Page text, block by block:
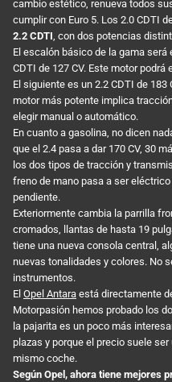
cambio estético, renueva todos
cumplir con Euro 5. Los 2.0 CDTI
2.2 CDTI, con dos potencias
El escalón básico de la gama será
CDTI de 127 CV. Este motor
El siguiente es un 2.2 CDTI de 183
motor más potente implica
elegir manual o automático.
En cuanto a gasolina, no dicen
que el 2.4 pasa a dar 170 CV, 30
los dos tipos de tracción y
freno de mano pasa a ser
pendiente.
Exteriormente cambia la parrilla
cromados, llantas de hasta 19
tiene una nueva consola central,
nuevas tonalidades y colores. No
instrumentos.
El Opel Antara está directamente
Motorpasión hemos probado los
la pajarita es un poco más
plazas y porque el precio suele
mismo coche.
Según Opel, ahora tiene mejores